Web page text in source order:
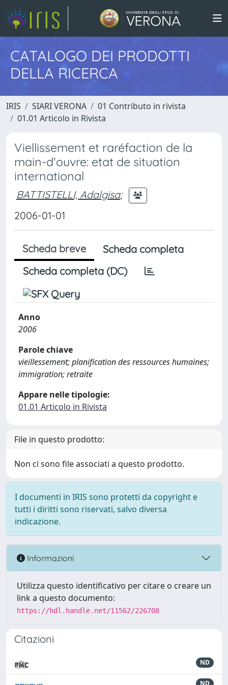
CATALOGO DEI PRODOTTI
DELLA RICERCA
IRIS SIARI VERONA
01 Contributo in rivista
01.01 Articolo in Rivista
Viellissement et raréfaction de la
main-d'ouvre: etat de situation
international
BATTISTELLI, Adalgisa;
2006-01-01
Scheda breve
Scheda completa
Scheda completa (DC)
Anno
2006
Parole chiave
vieillessement; planification des ressources humaines;
immigration; retraite
Appare nelle tipologie:
01.01 Articolo in Rivista
File in questo prodotto:
Non ci sono file associati a questo prodotto.
I documenti in IRIS sono protetti da copyright e
tutti i diritti sono riservati, salvo diversa
indicazione.
Informazioni
Utilizza questo identificativo per citare o creare un
link a questo documento:
https://hdl.handle.net/11562/226708
Citazioni
ND